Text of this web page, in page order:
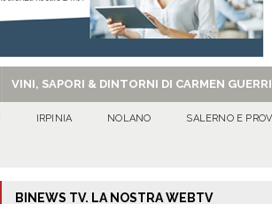
VINI, SAPORI & DINTORNI DI CARMEN
IRPINIA NOLANO SALERNO E
BINEWS TV. LA NOSTRA WEBTV